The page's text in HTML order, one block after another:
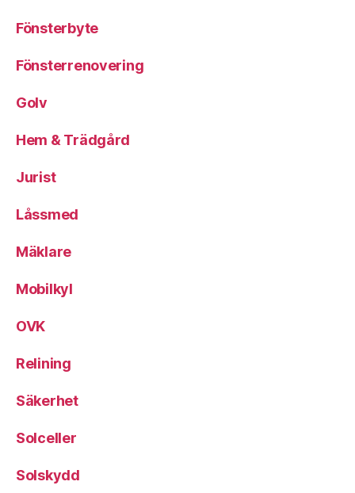
Fönsterbyte
Fönsterrenovering
Golv
Hem & Trädgård
Jurist
Låssmed
Mäklare
Mobilkyl
OVK
Relining
Säkerhet
Solceller
Solskydd